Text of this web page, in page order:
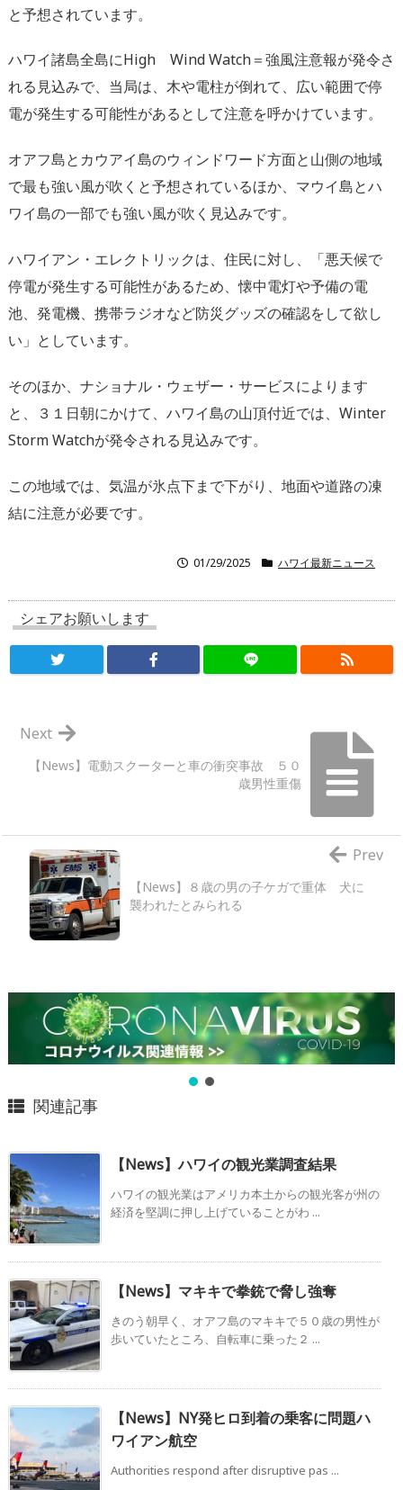
と予想されています。
ハワイ諸島全島にHigh Wind Watch＝強風注意報が発令さ
れる見込みで、当局は、木や電柱が倒れて、広い範囲で停
電が発生する可能性があるとして注意を呼かけています。
オアフ島とカウアイ島のウィンドワード方面と山側の地域
で最も強い風が吹くと予想されているほか、マウイ島とハ
ワイ島の一部でも強い風が吹く見込みです。
ハワイアン・エレクトリックは、住民に対し、「悪天候で
停電が発生する可能性があるため、懐中電灯や予備の電
池、発電機、携帯ラジオなど防災グッズの確認をして欲し
い」としています。
そのほか、ナショナル・ウェザー・サービスによります
と、３１日朝にかけて、ハワイ島の山頂付近では、Winter
Storm Watchが発令される見込みです。
この地域では、気温が氷点下まで下がり、地面や道路の凍
結に注意が必要です。
01/29/2025 ハワイ最新ニュース
シェアお願いします
【News】電動スクーターと車の衝突事故 ５０
歳男性重傷
Next
【News】８歳の男の子ケガで重体 犬に
襲われたとみられる
Prev
関連記事
【News】ハワイの観光業調査結果
ハワイの観光業はアメリカ本土からの観光客が州の
経済を堅調に押し上げていることがわ ...
【News】マキキで拳銃で脅し強奪
きのう朝早く、オアフ島のマキキで５０歳の男性が
歩いていたところ、自転車に乗った２ ...
【News】NY発ヒロ到着の乗客に問題ハ
ワイアン航空
Authorities respond after disruptive pas ...